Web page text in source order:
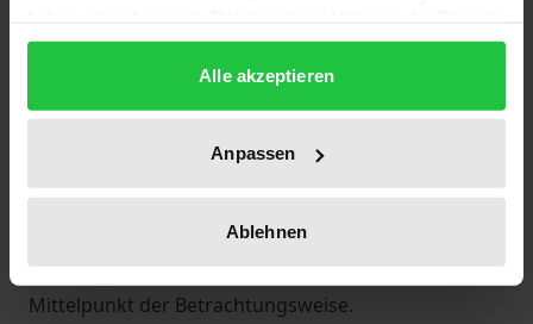
gesammelt haben.
Alle akzeptieren
Anpassen
Ablehnen
Lernprozessen im Zentrum. Dabei konzentriert sich
das Kapitel 2 darauf, wie Bewegung, Spiel und Sport
durch die grundlegenden Handlungsformen
Schüler erschlossen werden. Kapitel 3 versucht
Antworten zu finden, wie der Schüler für die Sache
motiviert werden kann und stellt damit mehr
pädagogisch-psychologische Aspekte in den
Mittelpunkt der Betrachtungsweise.